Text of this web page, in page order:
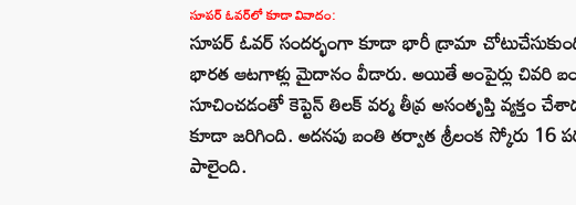
సూపర్ ఓవర్‌లో కూడా వివాదం:
సూపర్ ఓవర్ సందర్భంగా కూడా భారీ డ్రామా
భారత ఆటగాళ్లు మైదానం వీడారు. అయితే అంపైర్లు
సూచించడంతో కెప్టెన్ తిలక్ వర్మ తీవ్ర అసంతృప్తి వ్యక్తం
కూడా జరిగింది. అదనపు బంతి తర్వాత శ్రీలంక స్కోరు 16
పాలైంది.